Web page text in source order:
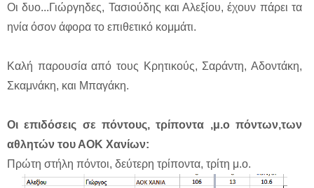
Οι δυο...Γιώργηδες, Τασιούδης και Αλεξίου, έχουν πάρει τα
ηνία όσον άφορα το επιθετικό κομμάτι.
Καλή παρουσία από τους Κρητικούς, Σαράντη, Αδοντάκη,
Σκαμνάκη, και Μπαγάκη.
Οι επιδόσεις σε πόντους, τρίποντα ,μ.ο πόντων,των
αθλητών του ΑΟΚ Χανίων:
Πρώτη στήλη πόντοι, δεύτερη τρίποντα, τρίτη μ.ο.